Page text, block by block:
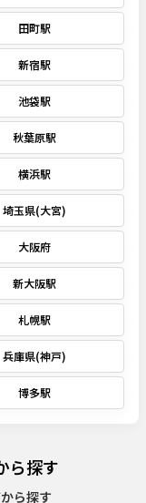
田町駅
新宿駅
池袋駅
秋葉原駅
横浜駅
埼玉県(大宮)
大阪府
新大阪駅
札幌駅
兵庫県(神戸)
博多駅
ら探す
ら探す